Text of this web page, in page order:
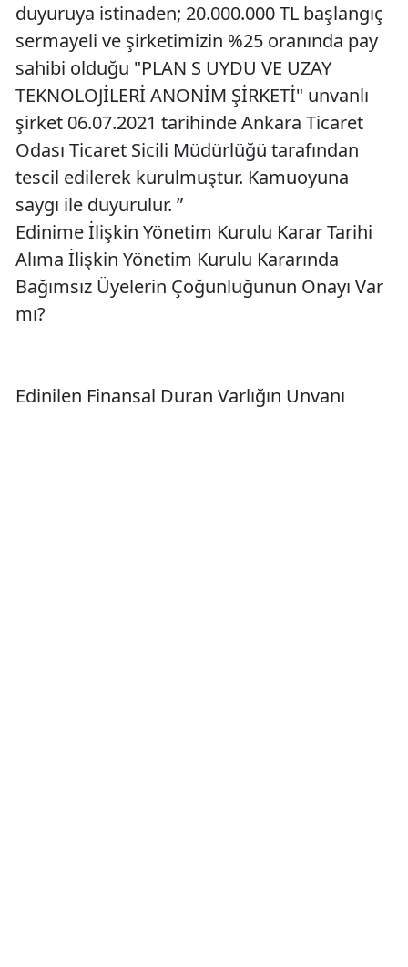
duyuruya istinaden; 20.000.000 TL başlangıç
sermayeli ve şirketimizin %25 oranında pay
sahibi olduğu "PLAN S UYDU VE UZAY
TEKNOLOJİLERİ ANONİM ŞİRKETİ" unvanlı
şirket 06.07.2021 tarihinde Ankara Ticaret
Odası Ticaret Sicili Müdürlüğü tarafından
tescil edilerek kurulmuştur. Kamuoyuna
saygı ile duyurulur. ”
Edinime İlişkin Yönetim Kurulu Karar Tarihi
Alıma İlişkin Yönetim Kurulu Kararında
Bağımsız Üyelerin Çoğunluğunun Onayı Var
mı?
Edinilen Finansal Duran Varlığın Unvanı